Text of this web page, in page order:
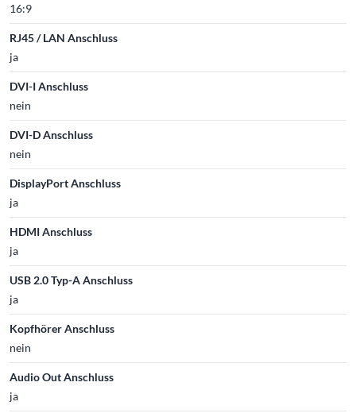
16:9
RJ45 / LAN Anschluss
ja
DVI-I Anschluss
nein
DVI-D Anschluss
nein
DisplayPort Anschluss
ja
HDMI Anschluss
ja
USB 2.0 Typ-A Anschluss
ja
Kopfhörer Anschluss
nein
Audio Out Anschluss
ja